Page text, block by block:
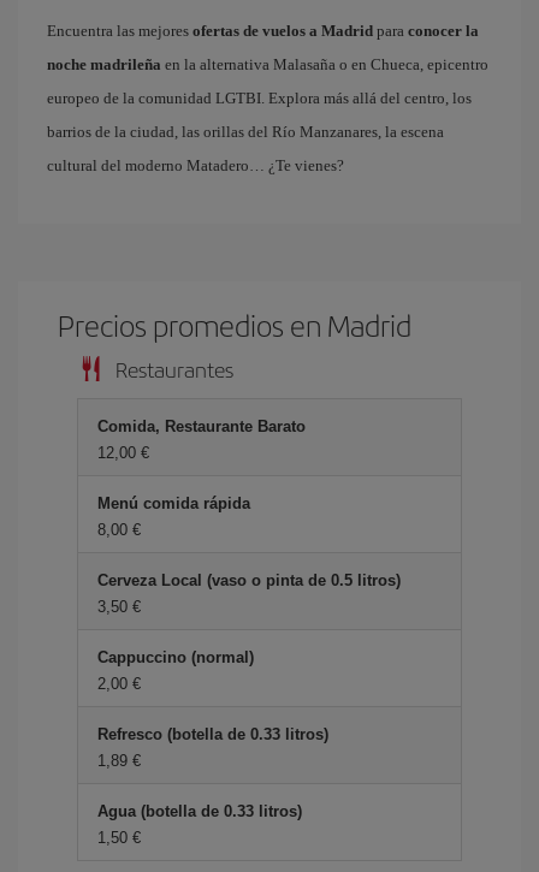
Encuentra las mejores ofertas de vuelos a Madrid para conocer la
noche madrileña en la alternativa Malasaña o en Chueca, epicentro
europeo de la comunidad LGTBI. Explora más allá del centro, los
barrios de la ciudad, las orillas del Río Manzanares, la escena
cultural del moderno Matadero… ¿Te vienes?
Precios promedios en Madrid
Restaurantes
Comida, Restaurante Barato
12,00 €
Menú comida rápida
8,00 €
Cerveza Local (vaso o pinta de 0.5 litros)
3,50 €
Cappuccino (normal)
2,00 €
Refresco (botella de 0.33 litros)
1,89 €
Agua (botella de 0.33 litros)
1,50 €